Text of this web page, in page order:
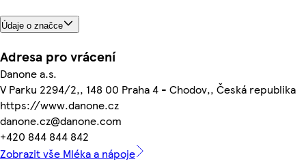
Údaje o značce
Adresa pro vrácení
Danone a.s.
V Parku 2294/2,, 148 00 Praha 4 - Chodov,, Česká republika
https://www.danone.cz
danone.cz@danone.com
+420 844 844 842
Zobrazit vše Mléka a nápoje